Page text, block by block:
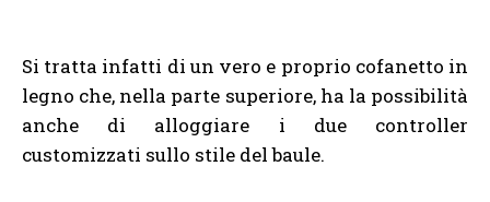
Si tratta infatti di un vero e proprio cofanetto in
legno che, nella parte superiore, ha la possibilità
anche di alloggiare i due controller
customizzati sullo stile del baule.